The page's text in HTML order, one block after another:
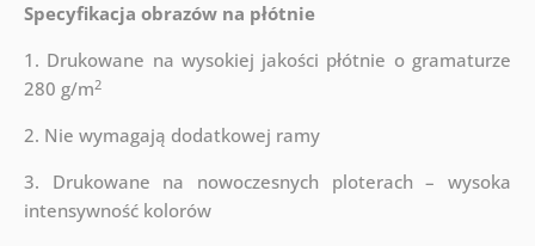
Specyfikacja obrazów na płótnie
1. Drukowane na wysokiej jakości płótnie o gramaturze
280 g/m2
2. Nie wymagają dodatkowej ramy
3. Drukowane na nowoczesnych ploterach – wysoka
intensywność kolorów